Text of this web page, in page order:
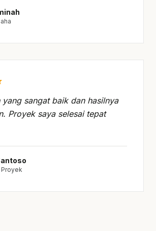
yang sangat baik dan hasilnya
Proyek saya selesai tepat